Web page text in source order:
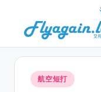
飛
Posted
in
航空短打